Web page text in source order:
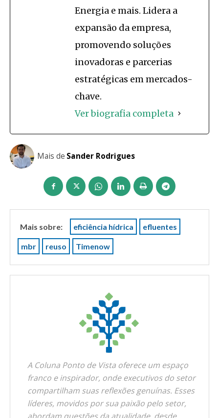
Energia e mais. Lidera a
expansão da empresa,
promovendo soluções
inovadoras e parcerias
estratégicas em mercados-
chave.
Ver biografia completa
Mais de Sander Rodrigues
Mais sobre: eficiência hídrica efluentes
mbr reuso Timenow
A Coluna Ponto de Vista oferece um espaço
franco e inspirador, onde executivos do setor
compartilham suas reflexões genuínas. Esses
líderes, movidos por sua paixão pelo setor,